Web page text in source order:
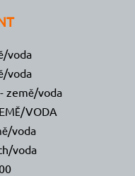
voda
voda
země/voda
VODA
voda
voda